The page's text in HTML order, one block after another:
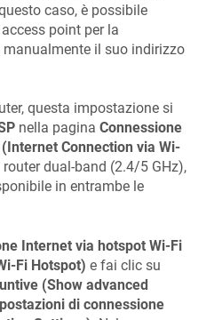
caso, è possibile
point per la
il suo indirizzo
questa impostazione si
nella pagina Connessione
Connection via Wi-
dual-band (2.4/5 GHz),
in entrambe le
Internet via hotspot Wi-Fi
Fi Hotspot) e fai clic su
(Show advanced
di connessione